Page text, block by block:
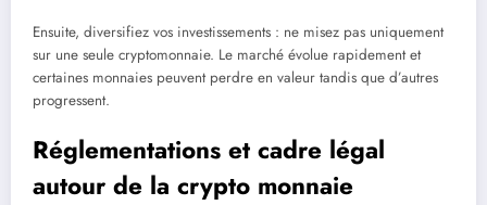
Ensuite, diversifiez vos investissements : ne misez pas uniquement
sur une seule cryptomonnaie. Le marché évolue rapidement et
certaines monnaies peuvent perdre en valeur tandis que d’autres
progressent.
Réglementations et cadre légal
autour de la crypto monnaie